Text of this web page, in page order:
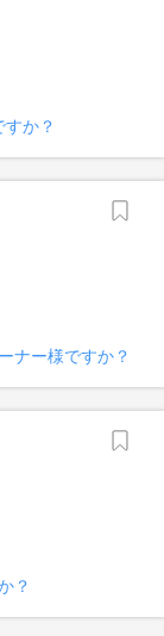
か？
ナー様ですか？
？